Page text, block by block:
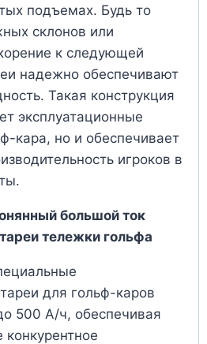
подъемах. Будь то
склонов или
к следующей
надежно обеспечивают
Такая конструкция
эксплуатационные
кара, но и обеспечивает
игроков в
большой ток
тележки гольфа
для гольф-каров
500 А/ч, обеспечивая